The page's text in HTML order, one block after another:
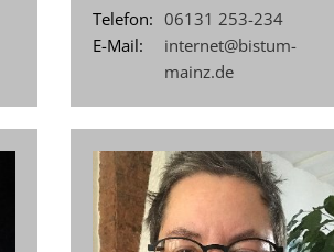
Telefon: 06131 253-234
E-Mail:
internet@bistum-
mainz.de